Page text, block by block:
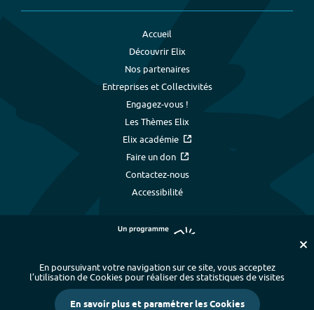
Accueil
Découvrir Elix
Nos partenaires
Entreprises et Collectivités
Engagez-vous !
Les Thèmes Elix
Elix académie
Faire un don
Contactez-nous
Accessibilité
Plan du site - Index alphabétique
-
Mentions légales et données personnelles
- Paramétrer les cookies
En poursuivant votre navigation sur ce site, vous acceptez
l’utilisation de Cookies pour réaliser des statistiques de visites
En savoir plus et paramétrer les Cookies